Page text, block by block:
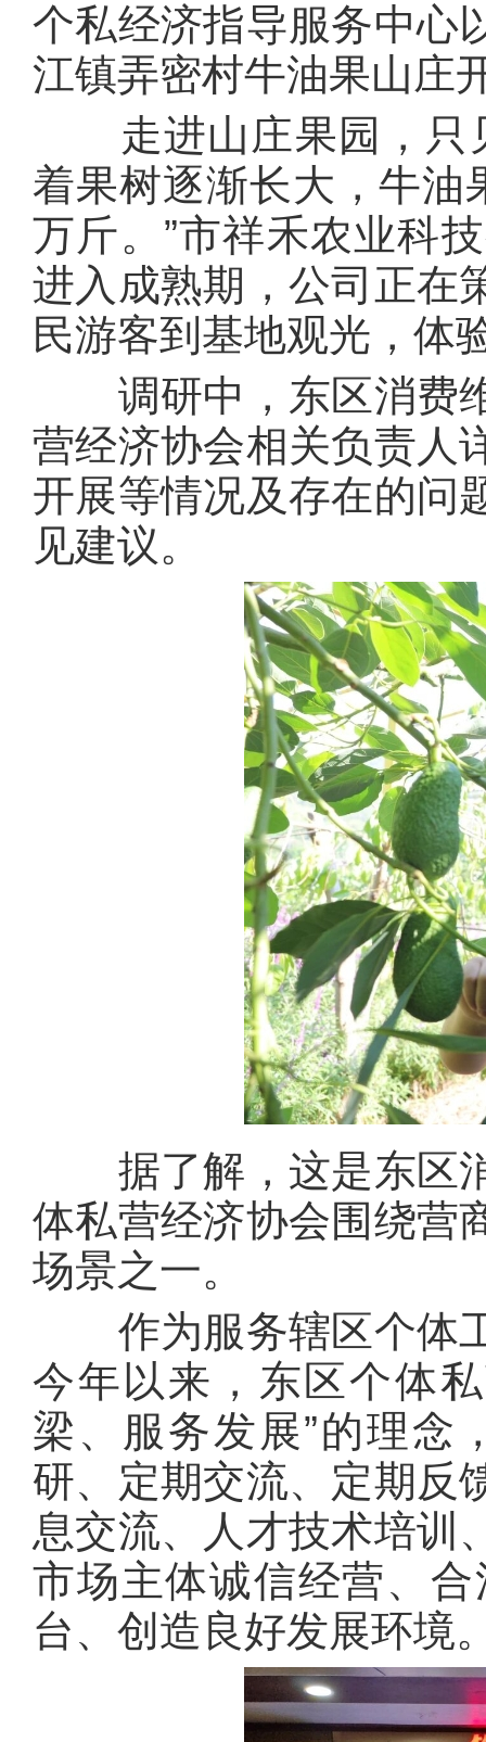
个私经济指导服务中心
江镇弄密村牛油果山庄
走进山庄果园，只见
着果树逐渐长大，牛油
万斤。”市祥禾农业科
进入成熟期，公司正在
民游客到基地观光，体
调研中，东区消费维
营经济协会相关负责人
开展等情况及存在的问
见建议。
据了解，这是东区消
体私营经济协会围绕营
场景之一。
作为服务辖区个体工
今年以来，东区个体
梁、服务发展”的理念
研、定期交流、定期反
息交流、人才技术培训
市场主体诚信经营、
台、创造良好发展环境